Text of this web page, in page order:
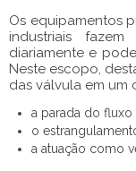
Os equipamentos
industriais
diariamente e
Neste escopo,
das válvula em um
a parada do fluxo
o
a atuação como